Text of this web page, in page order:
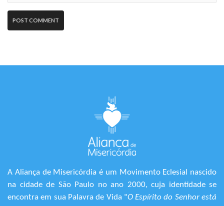
A Aliança de Misericórdia é um Movimento Eclesial nascido
na cidade de São Paulo no ano 2000, cuja identidade se
encontra em sua Palavra de Vida "O Espírito do Senhor está